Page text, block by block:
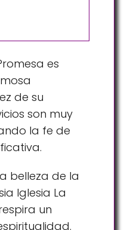
es
de su
son muy
la fe de
belleza de la
Iglesia La
un